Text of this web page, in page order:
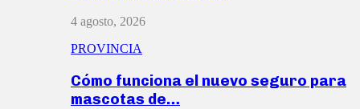
4 agosto, 2026
PROVINCIA
Cómo funciona el nuevo seguro para
mascotas de…